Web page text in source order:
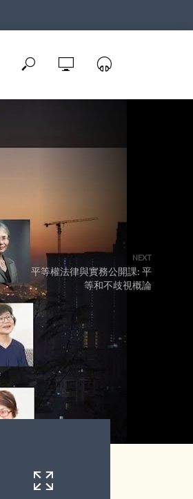
NEXT
平等權法律與實務公開課: 平
等和不歧視概論